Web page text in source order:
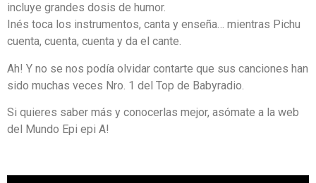
incluye grandes dosis de humor.
Inés toca los instrumentos, canta y enseña… mientras Pichu
cuenta, cuenta, cuenta y da el cante.
Ah! Y no se nos podía olvidar contarte que sus canciones han
sido muchas veces Nro. 1 del Top de Babyradio.
Si quieres saber más y conocerlas mejor, asómate a la web
del Mundo Epi epi A!